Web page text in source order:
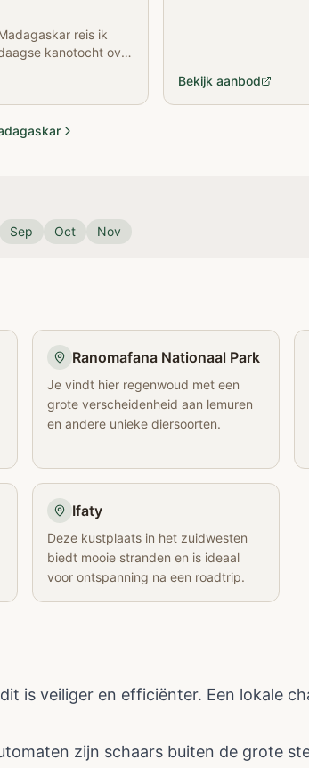
reis ik
kanotocht over
Bekijk aanbod
Sep Oct Nov
Ranomafana Nationaal Park
Je vindt hier regenwoud met een
grote verscheidenheid aan lemuren
en andere unieke diersoorten.
Ifaty
Deze kustplaats in het zuidwesten
biedt mooie stranden en is ideaal
voor ontspanning na een roadtrip.
dit is veiliger en efficiënter. Een lokale
zijn schaars buiten de grote